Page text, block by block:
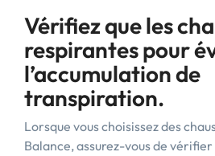
Vérifiez que les
respirantes pour
l’accumulation de
transpiration.
Lorsque vous choisissez des
Balance, assurez-vous de vérifier